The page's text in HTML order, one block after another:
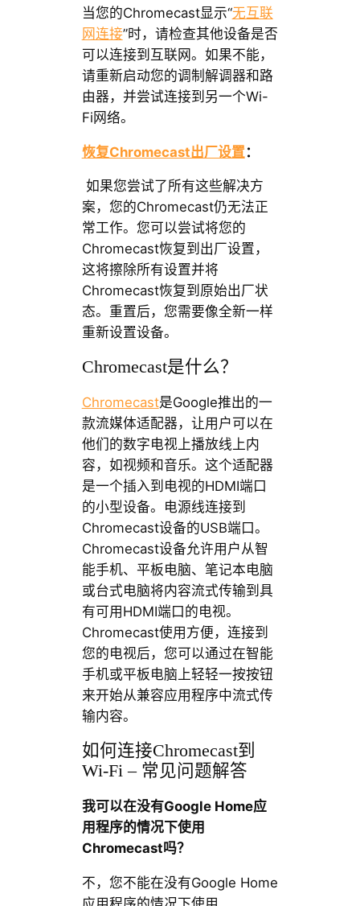
当您的Chromecast显示“无互联
网连接”时，请检查其他设备是否
可以连接到互联网。如果不能，
请重新启动您的调制解调器和路
由器，并尝试连接到另一个Wi-
Fi网络。
恢复Chromecast出厂设置：
如果您尝试了所有这些解决方
案，您的Chromecast仍无法正
常工作。您可以尝试将您的
Chromecast恢复到出厂设置，
这将擦除所有设置并将
Chromecast恢复到原始出厂状
态。重置后，您需要像全新一样
重新设置设备。
Chromecast是什么？
Chromecast是Google推出的一
款流媒体适配器，让用户可以在
他们的数字电视上播放线上内
容，如视频和音乐。这个适配器
是一个插入到电视的HDMI端口
的小型设备。电源线连接到
Chromecast设备的USB端口。
Chromecast设备允许用户从智
能手机、平板电脑、笔记本电脑
或台式电脑将内容流式传输到具
有可用HDMI端口的电视。
Chromecast使用方便，连接到
您的电视后，您可以通过在智能
手机或平板电脑上轻轻一按按钮
来开始从兼容应用程序中流式传
输内容。
如何连接Chromecast到
Wi-Fi – 常见问题解答
我可以在没有Google Home应
用程序的情况下使用
Chromecast吗？
不，您不能在没有Google Home